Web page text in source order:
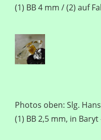
(1) BB 4 mm / (2) auf
Photos oben: Slg.
(1) BB 2,5 mm, in